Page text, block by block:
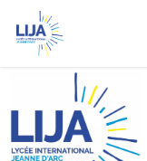
main